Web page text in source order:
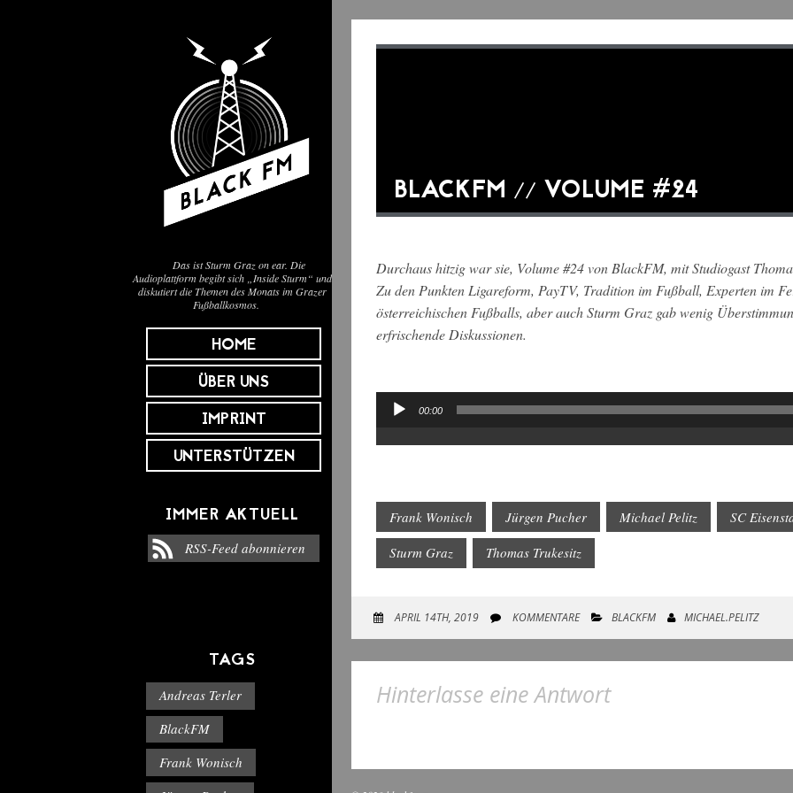
Das ist Sturm Graz on ear. Die
Audioplattform begibt sich „Inside Sturm“ und
diskutiert die Themen des Monats im Grazer
Fußballkosmos.
HOME
ÜBER UNS
IMPRINT
UNTERSTÜTZEN
IMMER AKTUELL
RSS-Feed abonnieren
TAGS
Andreas Terler
BlackFM
Frank Wonisch
BLACKFM // VOLUME #24
Durchaus hitzig war sie, Volume #24 von BlackFM, mit Studiogast
Zu den Punkten Ligareform, PayTV, Tradition im Fußball, Experten im
österreichischen Fußballs, aber auch Sturm Graz gab wenig
erfrischende Diskussionen.
Audio-
00:00
Frank Wonisch Jürgen Pucher Michael Pelitz SC
Sturm Graz Thomas Trukesitz
APRIL 14TH, 2019 KOMMENTARE BLACKFM MICHAEL.PELITZ
Hinterlasse eine Antwort